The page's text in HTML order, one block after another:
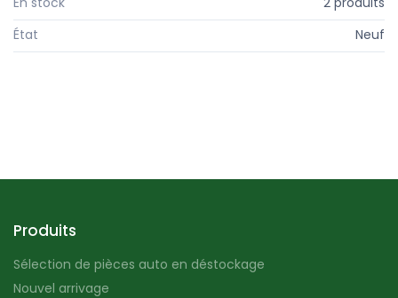
État
Neuf
Produits
Sélection de pièces auto en déstockage
Nouvel arrivage